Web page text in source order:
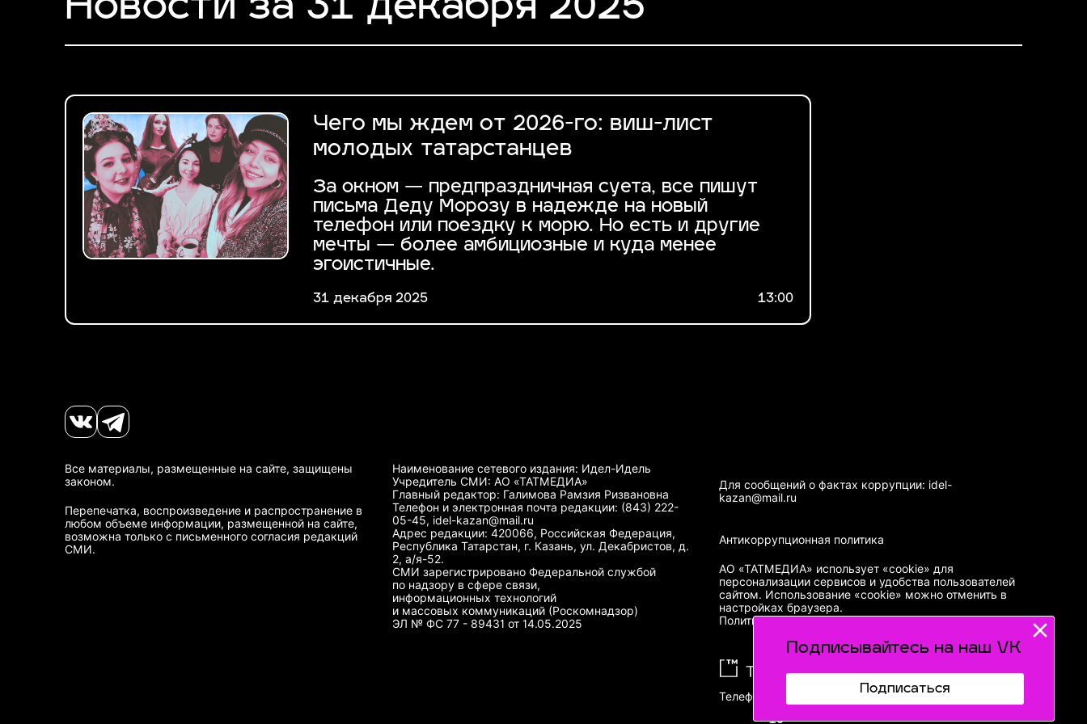
Новости за 31 декабря 2025
Чего мы ждем от 2026-го: виш-лист
молодых татарстанцев
За окном — предпраздничная суета, все пишут
письма Деду Морозу в надежде на новый
телефон или поездку к морю. Но есть и другие
мечты — более амбициозные и куда менее
эгоистичные.
31 декабря 2025 13:00
Подписывайтесь на наш VK
Подписаться
Все материалы, размещенные на сайте, защищены
законом.
Перепечатка, воспроизведение и распространение в
любом объеме информации, размещенной на сайте,
возможна только с письменного согласия редакций
СМИ.
Наименование сетевого издания: Идел-Идель
Учредитель СМИ: АО «ТАТМЕДИА»
Главный редактор: Галимова Рамзия Ризвановна
Телефон и электронная почта редакции: (843) 222-
05-45, idel-kazan@mail.ru
Адрес редакции: 420066, Российская Федерация,
Республика Татарстан, г. Казань, ул. Декабристов, д.
2, а/я-52.
СМИ зарегистрировано Федеральной службой
по надзору в сфере связи,
информационных технологий
и массовых коммуникаций (Роскомнадзор)
ЭЛ № ФС 77 - 89431 от 14.05.2025
Для сообщений о фактах коррупции: idel-
kazan@mail.ru
Антикоррупционная политика
АО «ТАТМЕДИА» использует «cookie» для
персонализации сервисов и удобства пользователей
сайтом. Использование «cookie» можно отменить в
настройках браузера.
Политика конфиденциальности
Телефон АО «ТАТМЕДИА»:(843) 222 09 84
16+